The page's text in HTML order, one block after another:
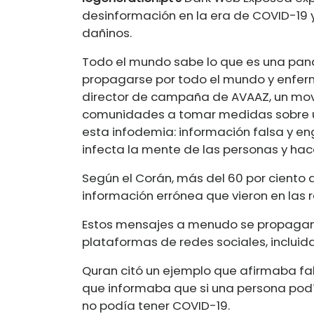
desinformación en la era de COVID-
dañinos.
Todo el mundo sabe lo que es una
propagarse por todo el mundo y
director de campaña de AVAAZ, un
comunidades a tomar medidas sobre
esta infodemia: información falsa y
infecta la mente de las personas y
Según el Corán, más del 60 por
información errónea que vieron en las
Estos mensajes a menudo se
plataformas de redes sociales,
Quran citó un ejemplo que afirmaba
que informaba que si una persona
no podía tener COVID-19.